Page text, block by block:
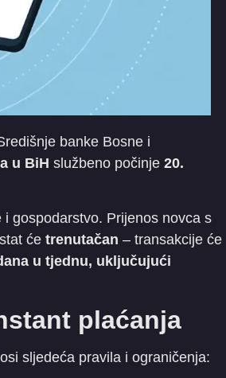
banke Bosne i
u BiH službeno počinje 20.
gospodarstvo. Prijenos novca s
će trenutačan – transakcije će
u tjednu, uključujući
plaćanja
sljedeća pravila i ograničenja: